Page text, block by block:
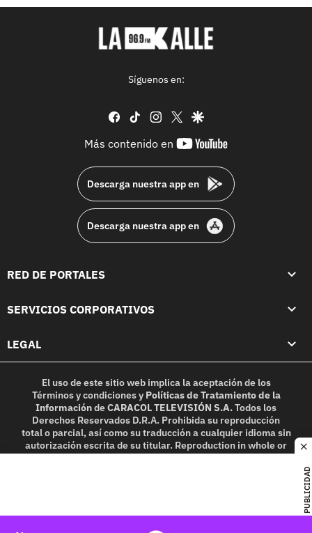
PUBLICIDAD
Síguenos en:
facebook
tiktok instagram
twittergoogle
Más contenido en
youtube-
Descarga nuestra app en
Descarga nuestra app en
RED DE PORTALES
SERVICIOS CORPORATIVOS
LEGAL
El uso de este sitio web implica la aceptación de los
Términos y condicionesy Políticas de Tratamiento de la
InformacióndeCARACOL TELEVISIÓN S.A.Todos los
Derechos Reservados D.R.A. Prohibida su reproducción
total o parcial, así como su traducción a cualquier idioma sin
autorización escrita de su titular. Reproduction in whole or
in part, or translation without written permission is